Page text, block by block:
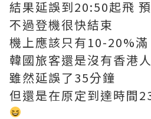
結果延誤到20:50起飛
不過登機很快結束
機上應該只有10-20%滿
韓國旅客還是沒有香港
雖然延誤了35分鐘
但還是在原定到達時間